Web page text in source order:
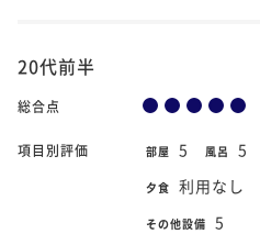
20代前半
総合点
項目別評価 部屋 5 風呂 5
夕食 利用なし
その他設備 5